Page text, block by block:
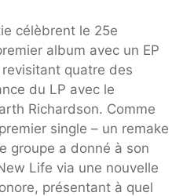
célèbrent le 25e
album avec un EP
quatre des
du LP avec le
Richardson. Comme
single – un remake
groupe a donné à son
Life via une nouvelle
présentant à quel